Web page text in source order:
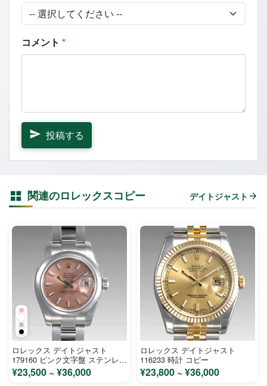
コメント *
投稿する
関連のロレックスコピー デイトジャスト
ロレックス デイトジャスト
179160 ピンク文字盤 ステンレス
レディース 時計 コピー
¥23,500 ~ ¥36,000
ロレックス デイトジャスト
116233 時計 コピー
¥23,800 ~ ¥36,000